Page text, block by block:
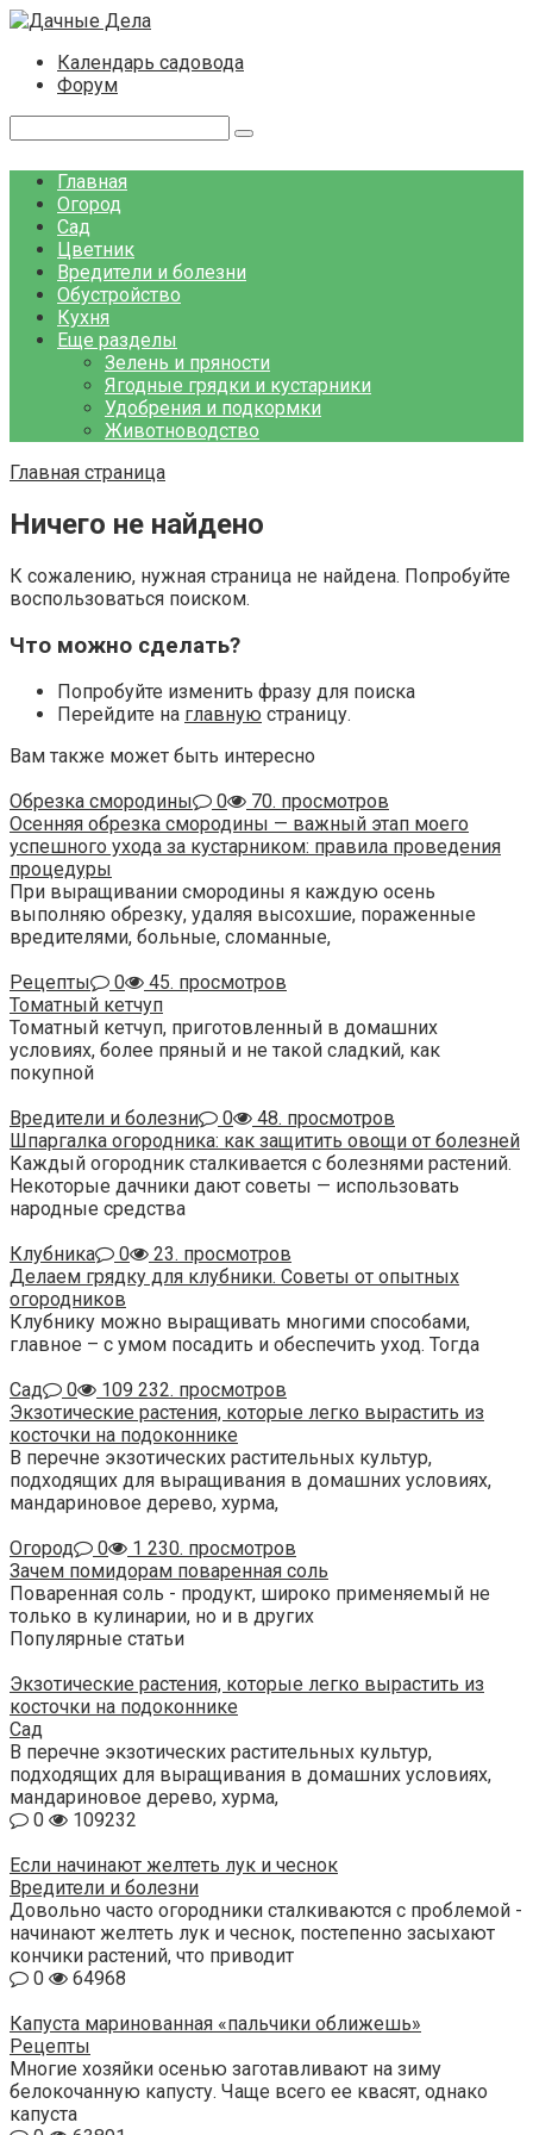
Перейти
контентуКалендарь садовода
Форум
Главная
Огород
Сад
Цветник
Вредители и болезни
Обустройство
Кухня
Еще разделы
Зелень и пряности
Ягодные грядки и кустарники
Удобрения и подкормки
Животноводство
Главная страница
Ничего не найдено
К сожалению, нужная страница не найдена. Попробуйте
воспользоваться поиском.
Что можно сделать?
Попробуйте изменить фразу для поиска
Перейдите на главную страницу.
Вам также может быть интересно
Обрезка смородины
0
70. просмотров
Осенняя обрезка смородины — важный этап моего
успешного ухода за кустарником: правила проведения
процедуры
При выращивании смородины я каждую осень
выполняю обрезку, удаляя высохшие, пораженные
вредителями, больные, сломанные,
Рецепты
0
45. просмотров
Томатный кетчуп
Томатный кетчуп, приготовленный в домашних
условиях, более пряный и не такой сладкий, как
покупной
Вредители и болезни
0
48. просмотров
Шпаргалка огородника: как защитить овощи от болезней
Каждый огородник сталкивается с болезнями растений.
Некоторые дачники дают советы — использовать
народные средства
Клубника
0
23. просмотров
Делаем грядку для клубники. Советы от опытных
огородников
Клубнику можно выращивать многими способами,
главное – с умом посадить и обеспечить уход. Тогда
Сад
0
109 232. просмотров
Экзотические растения, которые легко вырастить из
косточки на подоконнике
В перечне экзотических растительных культур,
подходящих для выращивания в домашних условиях,
мандариновое дерево, хурма,
Огород
0
1 230. просмотров
Зачем помидорам поваренная соль
Поваренная соль - продукт, широко применяемый не
только в кулинарии, но и в других
Популярные статьи
Экзотические растения, которые легко вырастить из
косточки на подоконнике
Сад
В перечне экзотических растительных культур,
подходящих для выращивания в домашних условиях,
мандариновое дерево, хурма,
0
109232
Если начинают желтеть лук и чеснок
Вредители и болезни
Довольно часто огородники сталкиваются с проблемой -
начинают желтеть лук и чеснок, постепенно засыхают
кончики растений, что приводит
0
64968
Капуста маринованная «пальчики оближешь»
Рецепты
Многие хозяйки осенью заготавливают на зиму
белокочанную капусту. Чаще всего ее квасят, однако
капуста